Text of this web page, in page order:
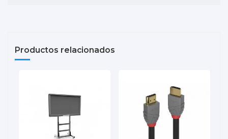
Productos relacionados